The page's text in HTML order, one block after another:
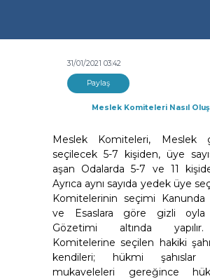
31/01/2021 03:42
Paylaş
Meslek Komiteleri Nasıl
Meslek Komiteleri, Meslek
seçilecek 5-7 kişiden, üye
aşan Odalarda 5-7 ve 11
Ayrıca aynı sayıda yedek üye
Komitelerinin seçimi Kanunda
ve Esaslara göre gizli oyla
Gözetimi altında
Komitelerine seçilen hakiki
kendileri; hükmi
mukaveleleri gereğince